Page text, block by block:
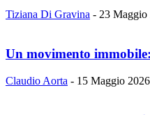
Tiziana Di Gravina - 23 Maggio
Un movimento
Claudio Aorta - 15 Maggio 2026